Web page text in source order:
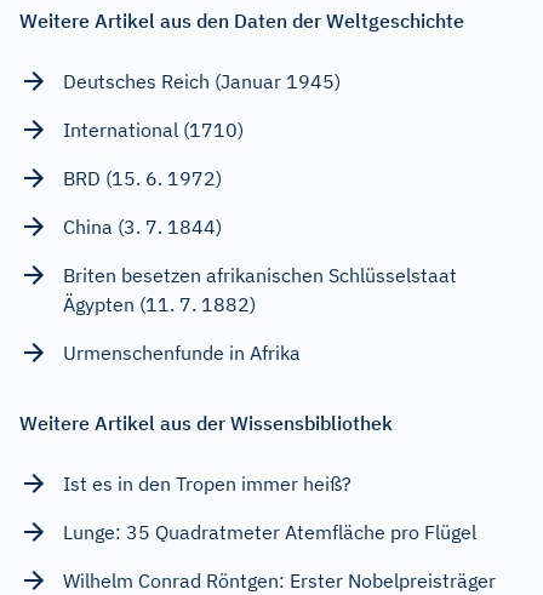
Weitere Artikel aus den Daten der Weltgeschichte
Deutsches Reich (Januar 1945)
International (1710)
BRD (15. 6. 1972)
China (3. 7. 1844)
Briten besetzen afrikanischen Schlüsselstaat
Ägypten (11. 7. 1882)
Urmenschenfunde in Afrika
Weitere Artikel aus der Wissensbibliothek
Ist es in den Tropen immer heiß?
Lunge: 35 Quadratmeter Atemfläche pro Flügel
Wilhelm Conrad Röntgen: Erster Nobelpreisträger